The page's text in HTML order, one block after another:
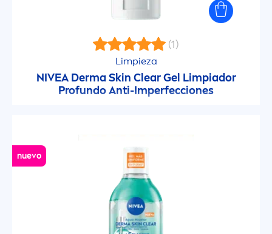
Cellular Expert Lift
CELLular Volume Filling
Cremas Multriproposito
(1)
Limpieza
NIVEADermaSkin Clear Gel Limpiador
Profundo Anti-Imperfecciones
nuevo